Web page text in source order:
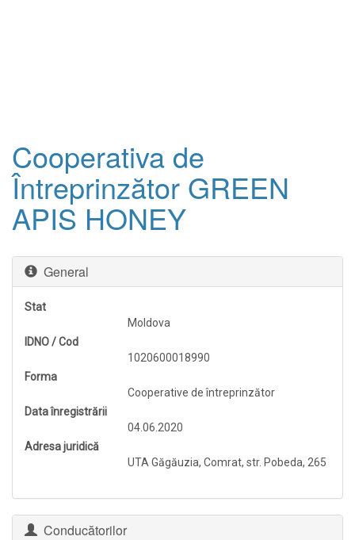
Cooperativa de
Întreprinzător GREEN
APIS HONEY
General
Stat
Moldova
IDNO / Cod
1020600018990
Forma
Cooperative de întreprinzător
Data înregistrării
04.06.2020
Adresa juridică
UTA Găgăuzia, Comrat, str. Pobeda, 265
Conducătorilor